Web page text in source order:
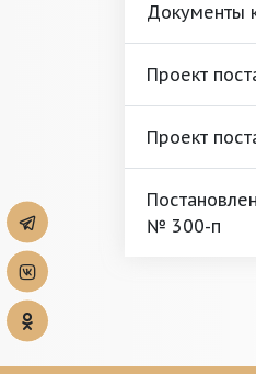
Документы
Проект
Проект
№ 300-п